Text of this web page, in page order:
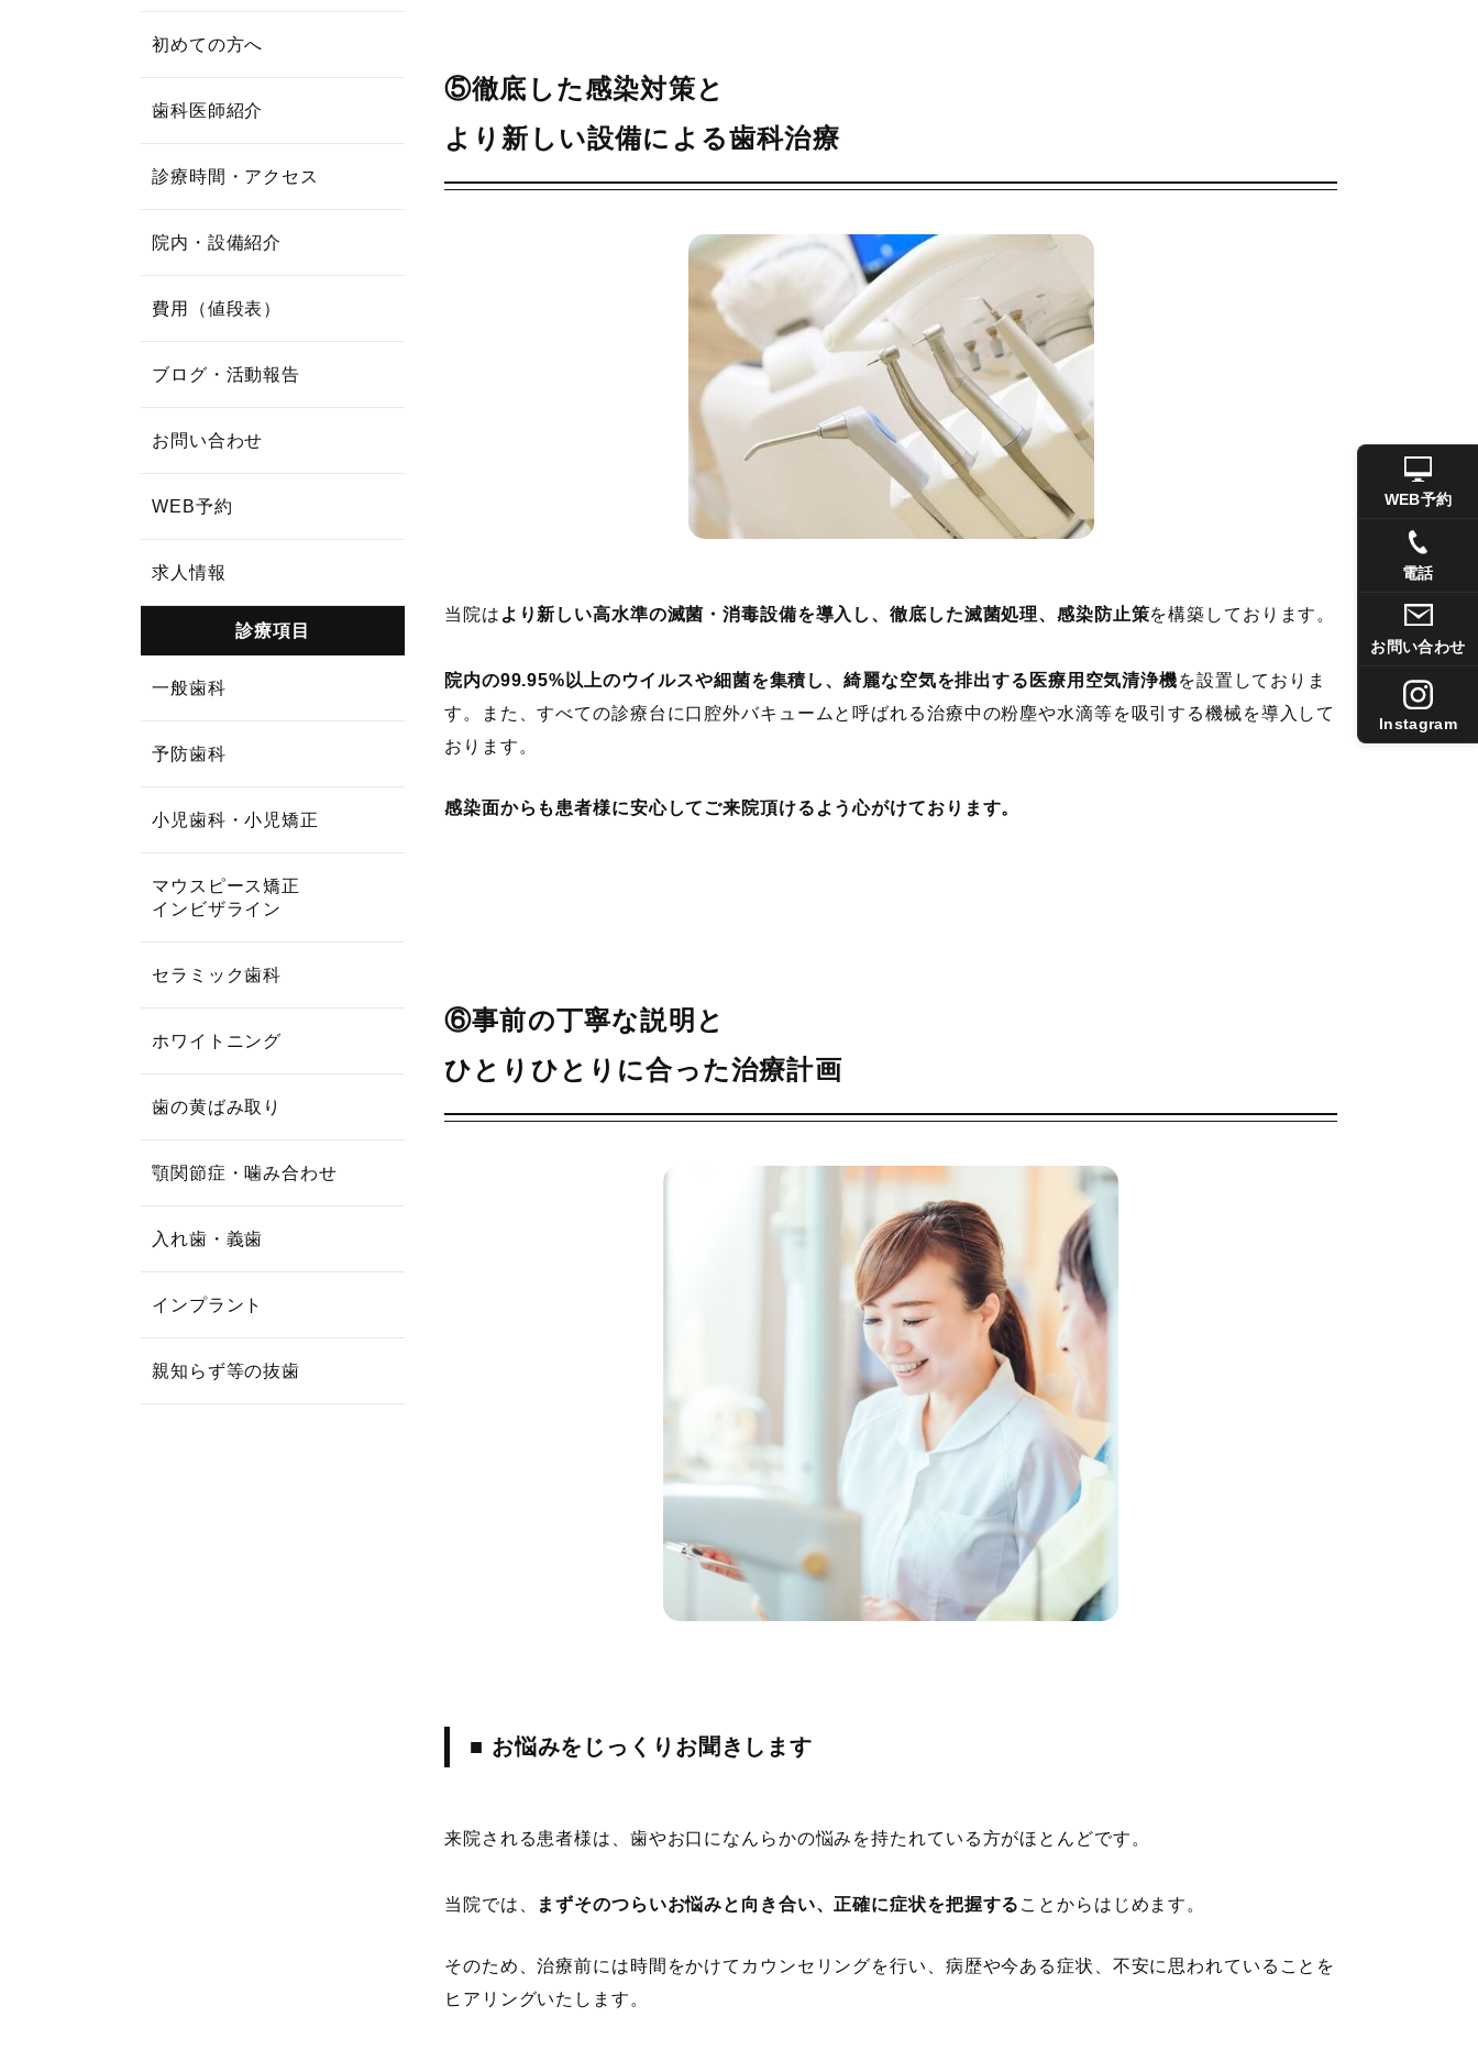
⑤徹底した感染対策と
より新しい設備による歯科治療
当院は より新しい高水準の滅菌・消毒設備を導入し、徹底した滅菌処理、感染防止策を構築しております。
院内の99.95%以上のウイルスや細菌を集積し、綺麗な空気を排出する医療用空気清浄機を設置しておりま
す。また、すべての診療台に口腔外バキュームと呼ばれる治療中の粉塵や水滴等を吸引する機械を導入して
おります。
感染面からも患者様に安心してご来院頂けるよう心がけております。
⑥事前の丁寧な説明と
ひとりひとりに合った治療計画
■ お悩みをじっくりお聞きします
来院される患者様は、歯やお口になんらかの悩みを持たれている方がほとんどです。
当院では、 まずそのつらいお悩みと向き合い、正確に症状を把握する ことからはじめます。
そのため、治療前には時間をかけてカウンセリングを行い、病歴や今ある症状、不安に思われていることを
ヒアリングいたします。
初めての方へ
歯科医師紹介
診療時間・アクセス
院内・設備紹介
費用（値段表）
ブログ・活動報告
お問い合わせ
WEB予約
求人情報
診療項目
一般歯科
予防歯科
小児歯科・小児矯正
マウスピース矯正
インビザライン
セラミック歯科
ホワイトニング
歯の黄ばみ取り
顎関節症・噛み合わせ
入れ歯・義歯
インプラント
親知らず等の抜歯
WEB予約
電話
お問い合わせ
Instagram